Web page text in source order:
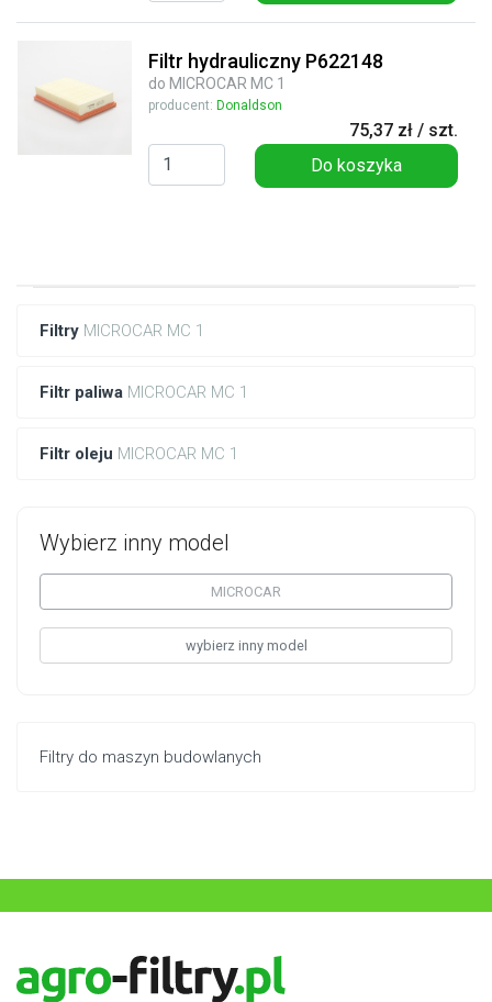
Filtry MICROCAR MC 1
Filtr paliwa MICROCAR MC 1
Filtr oleju MICROCAR MC 1
Wybierz inny model
MICROCAR
wybierz inny model
Filtry do maszyn budowlanych
Filtr hydrauliczny P622148
do MICROCAR MC 1
producent: Donaldson
75,37 zł / szt.
Do koszyka